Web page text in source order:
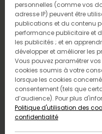
personnelles (comme vos
adresse IP) peuvent être
publications et du contenu
performance publicitaire et
les publicités ; et en
développer et améliorer les
Vous pouvez paramétrer
cookies soumis à votre
lorsque les cookies
consentement (tels que
d’audience). Pour plus
Politique d'utilisation des
confidentialité